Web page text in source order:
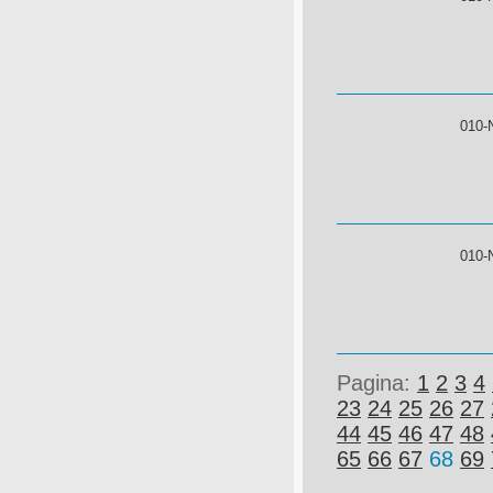
010-
010-
Pagina: 1 2 3 4
23 24 25 26 27
44 45 46 47 48
65 66 67 68 69